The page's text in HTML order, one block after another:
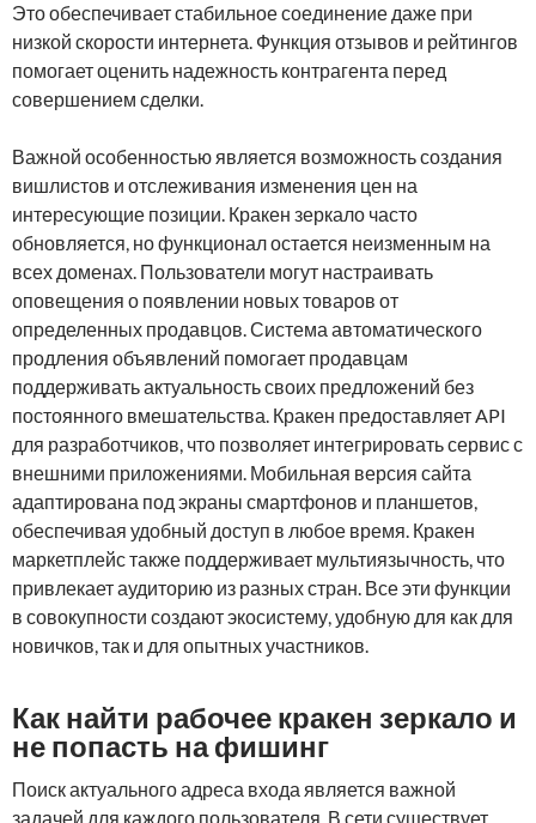
Это обеспечивает стабильное соединение даже при
низкой скорости интернета. Функция отзывов и рейтингов
помогает оценить надежность контрагента перед
совершением сделки.
Важной особенностью является возможность создания
вишлистов и отслеживания изменения цен на
интересующие позиции. Кракен зеркало часто
обновляется, но функционал остается неизменным на
всех доменах. Пользователи могут настраивать
оповещения о появлении новых товаров от
определенных продавцов. Система автоматического
продления объявлений помогает продавцам
поддерживать актуальность своих предложений без
постоянного вмешательства. Кракен предоставляет API
для разработчиков, что позволяет интегрировать сервис с
внешними приложениями. Мобильная версия сайта
адаптирована под экраны смартфонов и планшетов,
обеспечивая удобный доступ в любое время. Кракен
маркетплейс также поддерживает мультиязычность, что
привлекает аудиторию из разных стран. Все эти функции
в совокупности создают экосистему, удобную для как для
новичков, так и для опытных участников.
Как найти рабочее кракен зеркало и
не попасть на фишинг
Поиск актуального адреса входа является важной
задачей для каждого пользователя. В сети существует